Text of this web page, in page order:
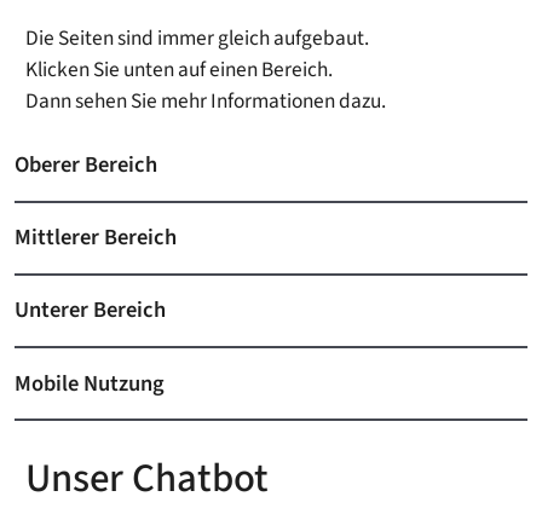
Die Seiten sind immer gleich aufgebaut.
Klicken Sie unten auf einen Bereich.
Dann sehen Sie mehr Informationen dazu.
Oberer Bereich
Mittlerer Bereich
Unterer Bereich
Mobile Nutzung
Unser Chatbot